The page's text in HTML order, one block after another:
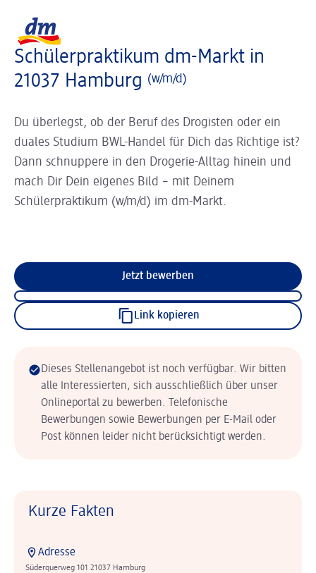
Schülerpraktikum dm-Markt in
21037 Hamburg (w/m/d)
Du überlegst, ob der Beruf des Drogisten oder ein
duales Studium BWL-Handel für Dich das Richtige ist?
Dann schnuppere in den Drogerie-Alltag hinein und
mach Dir Dein eigenes Bild – mit Deinem
Schülerpraktikum (w/m/d) im dm-Markt.
Jetzt bewerben
Link kopieren
Dieses Stellenangebot ist noch verfügbar. Wir bitten
alle Interessierten, sich ausschließlich über unser
Onlineportal zu bewerben. Telefonische
Bewerbungen sowie Bewerbungen per E-Mail oder
Post können leider nicht berücksichtigt werden.
Kurze Fakten
Adresse
Süderquerweg 101 21037 Hamburg